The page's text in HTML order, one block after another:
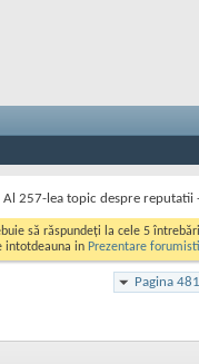
Al 257-lea topic despre reputatii
să răspundeți la cele 5
intotdeauna in Prezentare forumisti
Pagina